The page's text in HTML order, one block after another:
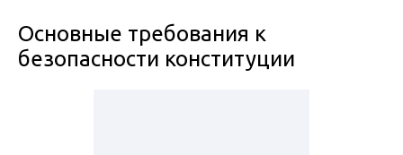
Основные требования к
безопасности конституции